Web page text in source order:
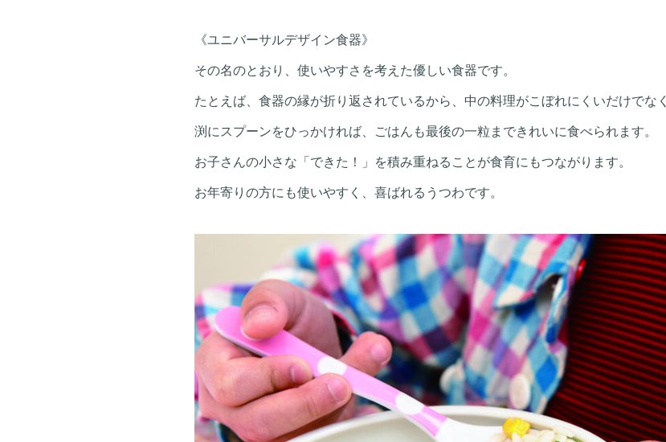
《ユニバーサルデザイン食器》
その名のとおり、使いやすさを考えた優しい食器です。
たとえば、食器の縁が折り返されているから、中の料理がこぼれにくいだけでなく
渕にスプーンをひっかければ、ごはんも最後の一粒まできれいに食べられます。
お子さんの小さな「できた！」を積み重ねることが食育にもつながります。
お年寄りの方にも使いやすく、喜ばれるうつわです。